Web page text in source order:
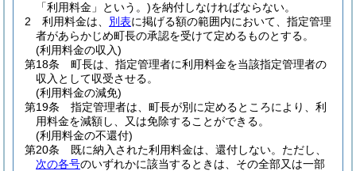
「利用料金」という。)を納付しなければならない。
2
利用料金は、 別表に掲げる額の範囲内において、指定管理
者があらかじめ町長の承認を受けて定めるものとする。
(利用料金の収入)
第18条
町長は、指定管理者に利用料金を当該指定管理者の
収入として収受させる。
(利用料金の減免)
第19条
指定管理者は、町長が別に定めるところにより、利
用料金を減額し、又は免除することができる。
(利用料金の不還付)
第20条
既に納入された利用料金は、還付しない。 ただし、
次の各号のいずれかに該当するときは、その全部又は一部